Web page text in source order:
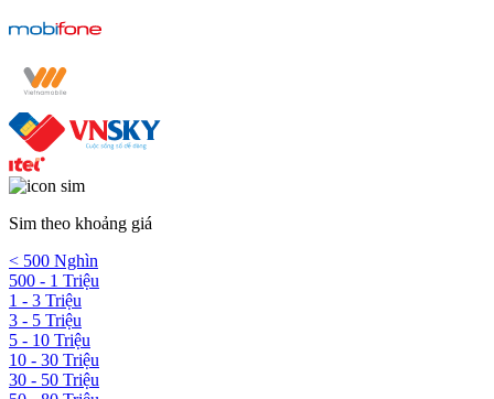
Sim theo khoảng giá
< 500 Nghìn
500 - 1 Triệu
1 - 3 Triệu
3 - 5 Triệu
5 - 10 Triệu
10 - 30 Triệu
30 - 50 Triệu